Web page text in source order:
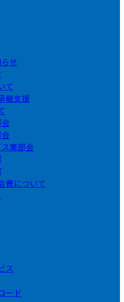
せ
て
継支援
業部会
費について
ス
ード